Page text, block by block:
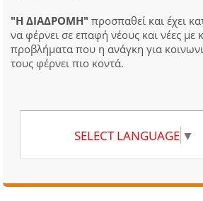
"Η ΔΙΑΔΡΟΜΗ" προσπαθεί και έχει
να φέρνει σε επαφή νέους και νέες με
προβλήματα που η ανάγκη για
τους φέρνει πιο κοντά.
SELECT LANGUAGE ▼